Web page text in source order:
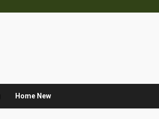
Home New